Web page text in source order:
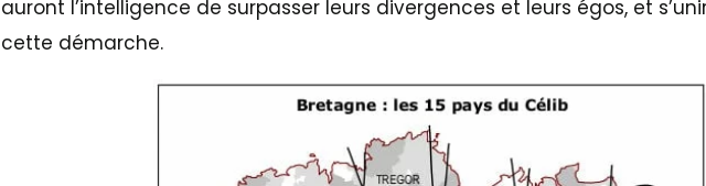
auront l’intelligence de surpasser leurs divergences et leurs égos, et
cette démarche.